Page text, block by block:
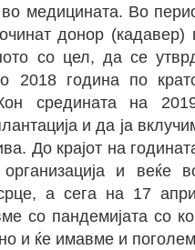
медицината. Во
донор
со цел, да се
2018 година по
средината на
и да ја
До крајот на
и
а сега на 17
со пандемијата со
и ќе имавме и